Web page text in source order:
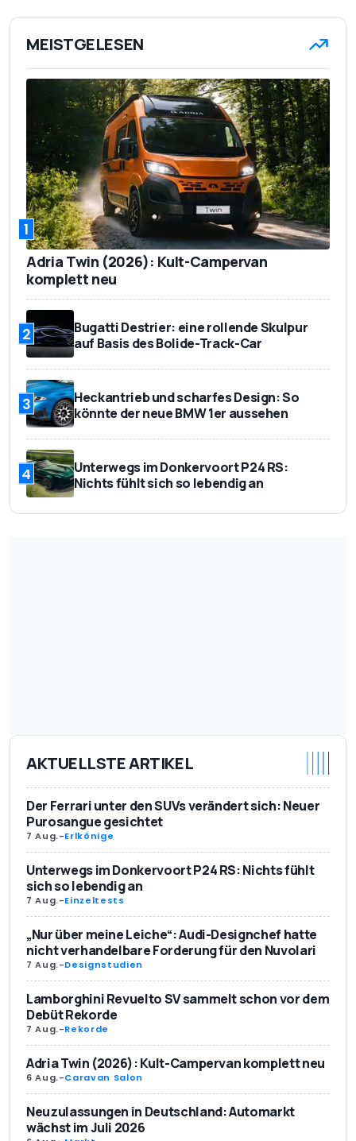
MEISTGELESEN
1
Adria Twin (2026): Kult-Campervan
komplett neu
2
Bugatti Destrier: eine rollende Skulpur
auf Basis des Bolide-Track-Car
3
Heckantrieb und scharfes Design: So
könnte der neue BMW 1er aussehen
4
Unterwegs im Donkervoort P24 RS:
Nichts fühlt sich so lebendig an
AKTUELLSTE ARTIKEL
Der Ferrari unter den SUVs verändert sich: Neuer
Purosangue gesichtet
7 Aug.-Erlkönige
Unterwegs im Donkervoort P24 RS: Nichts fühlt
sich so lebendig an
7 Aug.-Einzeltests
„Nur über meine Leiche“: Audi-Designchef hatte
nicht verhandelbare Forderung für den Nuvolari
7 Aug.-Designstudien
Lamborghini Revuelto SV sammelt schon vor dem
Debüt Rekorde
7 Aug.-Rekorde
Adria Twin (2026): Kult-Campervan komplett neu
6 Aug.-Caravan Salon
Neuzulassungen in Deutschland: Automarkt
wächst im Juli 2026